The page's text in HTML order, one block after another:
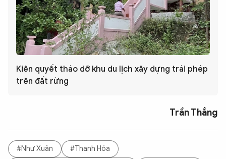
Kiên quyết tháo dỡ khu du lịch xây dựng trái phép
trên đất rừng
Trần Thắng
#Như Xuân
#Thanh Hóa